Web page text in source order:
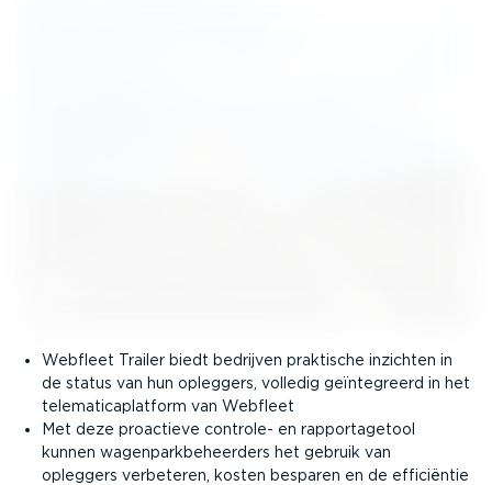
Webfleet Trailer biedt bedrijven praktische inzichten in
de status van hun opleggers, volledig geïntegreerd in het
telematicaplatform van Webfleet
Met deze proactieve controle- en rapportagetool
kunnen wagenparkbeheerders het gebruik van
opleggers verbeteren, kosten besparen en de efficiëntie